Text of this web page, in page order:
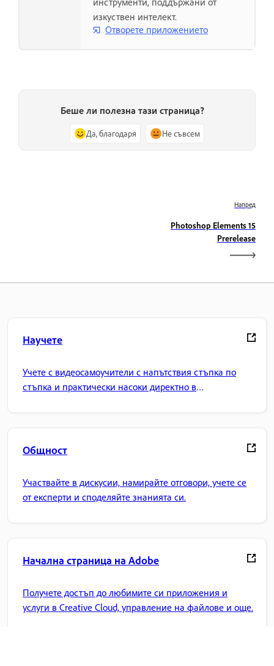
изкуствен интелект.
Отворете приложението
Беше ли полезна тази страница?
Да, благодаря Не съвсем
Напред
Photoshop Elements 15
Prerelease
Научете
Учете с видеосамоучители с напътствия стъпка по
стъпка и практически насоки директно в
Общност
Участвайте в дискусии, намирайте отговори, учете се
от експерти и споделяйте знанията си.
Начална страница на Adobe
Получете достъп до любимите си приложения и
услуги в Creative Cloud, управление на файлове и още.